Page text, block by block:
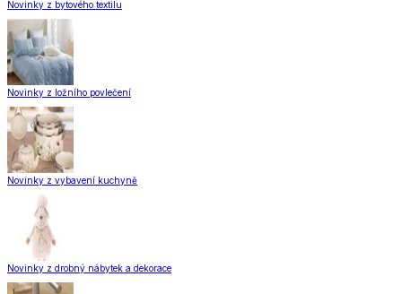
Novinky z bytového textilu
Novinky z ložního povlečení
Novinky z vybavení kuchyně
Novinky z drobný nábytek a dekorace